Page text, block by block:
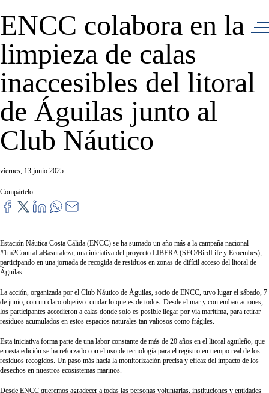
ENCC colabora en la
limpieza de calas
inaccesibles del litoral
de Águilas junto al
Club Náutico
viernes, 13 junio 2025
Compártelo:
Estación Náutica Costa Cálida (ENCC) se ha sumado un año más a la campaña nacional
#1m2ContraLaBasuraleza, una iniciativa del proyecto LIBERA (SEO/BirdLife y Ecoembes),
participando en una jornada de recogida de residuos en zonas de difícil acceso del litoral de
Águilas.
La acción, organizada por el Club Náutico de Águilas, socio de ENCC, tuvo lugar el sábado, 7
de junio, con un claro objetivo: cuidar lo que es de todos. Desde el mar y con embarcaciones,
los participantes accedieron a calas donde solo es posible llegar por vía marítima, para retirar
residuos acumulados en estos espacios naturales tan valiosos como frágiles.
Esta iniciativa forma parte de una labor constante de más de 20 años en el litoral aguileño, que
en esta edición se ha reforzado con el uso de tecnología para el registro en tiempo real de los
residuos recogidos. Un paso más hacia la monitorización precisa y eficaz del impacto de los
desechos en nuestros ecosistemas marinos.
Desde ENCC queremos agradecer a todas las personas voluntarias, instituciones y entidades